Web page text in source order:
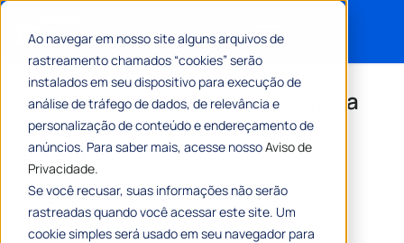
Ao navegar em nosso site alguns arquivos de
rastreamento chamados “cookies” serão
instalados em seu dispositivo para execução de
análise de tráfego de dados, de relevância e
personalização de conteúdo e endereçamento de
anúncios. Para saber mais, acesse nossoAviso de
Privacidade.
Se você recusar, suas informações não serão
rastreadas quando você acessar este site. Um
cookie simples será usado em seu navegador para
As tendências do futuro: como a
1Doc fará parte do mundo de
amanhã?
Por Carlos Oliveira
01 Novembro 2021
17 Min De Leitura